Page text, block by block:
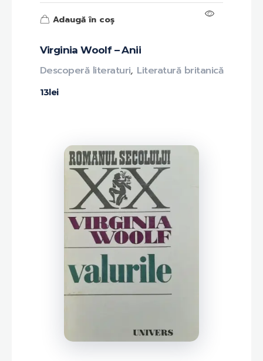
Virginia Woolf – Anii
13lei
Descoperă literaturi, Literatură britanică
Adaugă în coș